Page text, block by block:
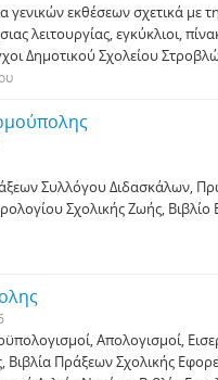
εκθέσεων σχετικά με
λειτουργίας, εγκύκλιοι,
Δημοτικού Σχολείου
Συλλόγου Διδασκάλων,
Σχολικής Ζωής, Βιβλίο
Απολογισμοί,
Πράξεων Σχολικής